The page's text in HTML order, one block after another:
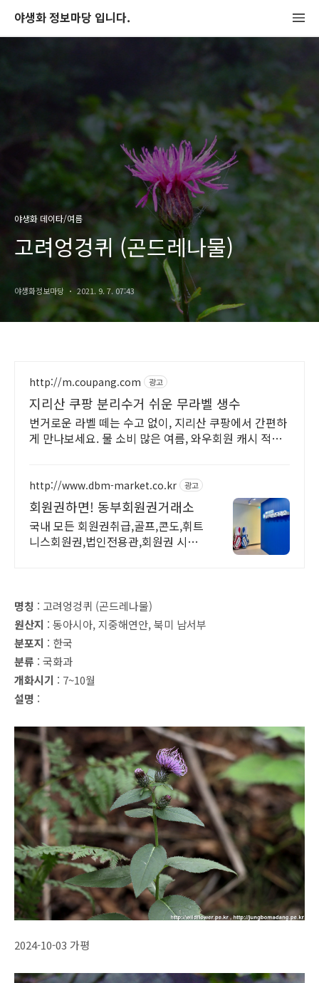
야생화 정보마당 입니다.
야생화 데이타/여름
고려엉겅퀴 (곤드레나물)
야생화정보마당 2021. 9. 7. 07:43
http://m.coupang.com 광고
지리산 쿠팡 분리수거 쉬운 무라벨 생수
번거로운 라벨 떼는 수고 없이, 지리산 쿠팡에서 간편하
게 만나보세요. 물 소비 많은 여름, 와우회원 캐시 적립
http://www.dbm-market.co.kr 광고
회원권하면! 동부회원권거래소
국내 모든 회원권취급,골프,콘도,휘트
니스회원권,법인전용관,회원권 시세
명칭 : 고려엉겅퀴 (곤드레나물)
원산지 : 동아시아, 지중해연안, 북미 남서부
분포지 : 한국
분류 : 국화과
개화시기 : 7~10월
설명 :
2024-10-03 가평